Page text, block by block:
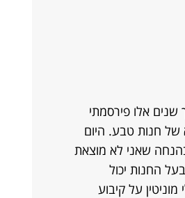
בת"א כבר 3 שנים. במהלך שנים אלו פירסמתי
של חנות טבע. היום
שאני לא מוצאת
החנות יכול
על קיבוע